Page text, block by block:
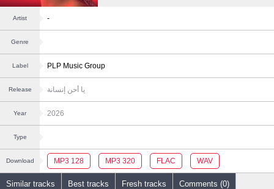
Artist -
Genre
Label PLP Music Group
Release يا أحن إنسانة
Year 2026
Type
Download MP3 128 MP3 320 FLAC WAV
Similar tracks Best tracks Fresh tracks Comments (0)